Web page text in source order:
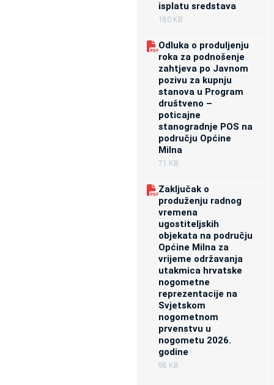
isplatu sredstava
180 KB
Odluka o produljenju
roka za podnošenje
zahtjeva po Javnom
pozivu za kupnju
stanova u Program
društveno –
poticajne
stanogradnje POS na
području Općine
Milna
71 KB
Zaključak o
produženju radnog
vremena
ugostiteljskih
objekata na području
Općine Milna za
vrijeme održavanja
utakmica hrvatske
nogometne
reprezentacije na
Svjetskom
nogometnom
prvenstvu u
nogometu 2026.
godine
98 KB